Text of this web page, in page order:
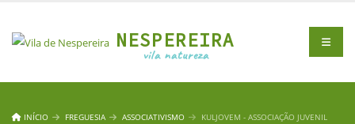
NESPEREIRA
vila natureza
INÍCIO FREGUESIA ASSOCIATIVISMO KULJOVEM - ASSOCIAÇÃO JUVENIL